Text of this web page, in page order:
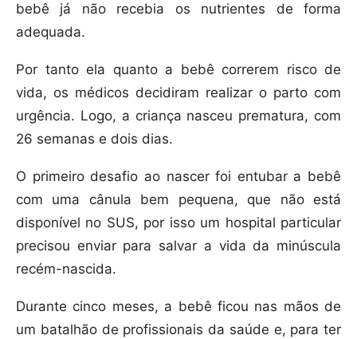
bebê já não recebia os nutrientes de forma
adequada.
Por tanto ela quanto a bebê correrem risco de
vida, os médicos decidiram realizar o parto com
urgência. Logo, a criança nasceu prematura, com
26 semanas e dois dias.
O primeiro desafio ao nascer foi entubar a bebê
com uma cânula bem pequena, que não está
disponível no SUS, por isso um hospital particular
precisou enviar para salvar a vida da minúscula
recém-nascida.
Durante cinco meses, a bebê ficou nas mãos de
um batalhão de profissionais da saúde e, para ter